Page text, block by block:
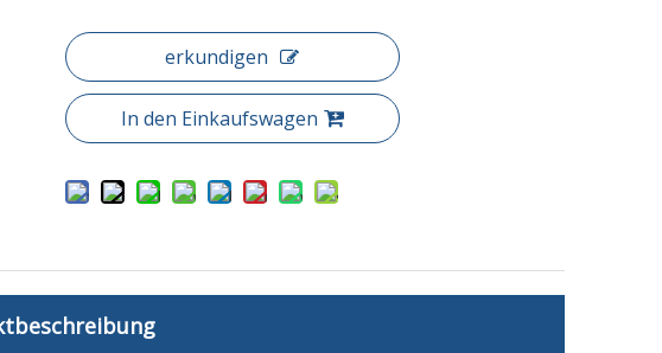
erkundigen
In den Einkaufswagen